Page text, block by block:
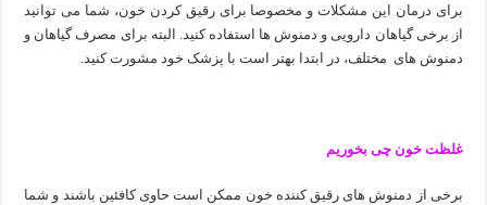
برای درمان این مشکلات و مخصوصا برای رقیق کردن خون، شما می توانید
از برخی گیاهان دارویی و دمنوش ها استفاده کنید. البته برای مصرف گیاهان و
دمنوش های مختلف، در ابتدا بهتر است با پزشک خود مشورت کنید.
غلظت خون چی بخوریم
برخی از دمنوش های رقیق کننده خون ممکن است حاوی کافئین باشند و شما